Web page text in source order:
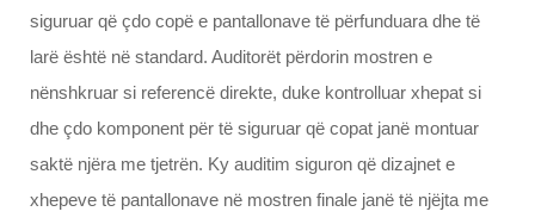
siguruar që çdo copë e pantallonave të përfunduara dhe të
larë është në standard. Auditorët përdorin mostren e
nënshkruar si referencë direkte, duke kontrolluar xhepat si
dhe çdo komponent për të siguruar që copat janë montuar
saktë njëra me tjetrën. Ky auditim siguron që dizajnet e
xhepeve të pantallonave në mostren finale janë të njëjta me